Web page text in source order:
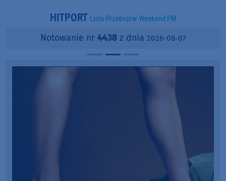
HITPORT Lista Przebojów Weekend FM
Notowanie nr 4438z dnia 2026-08-07